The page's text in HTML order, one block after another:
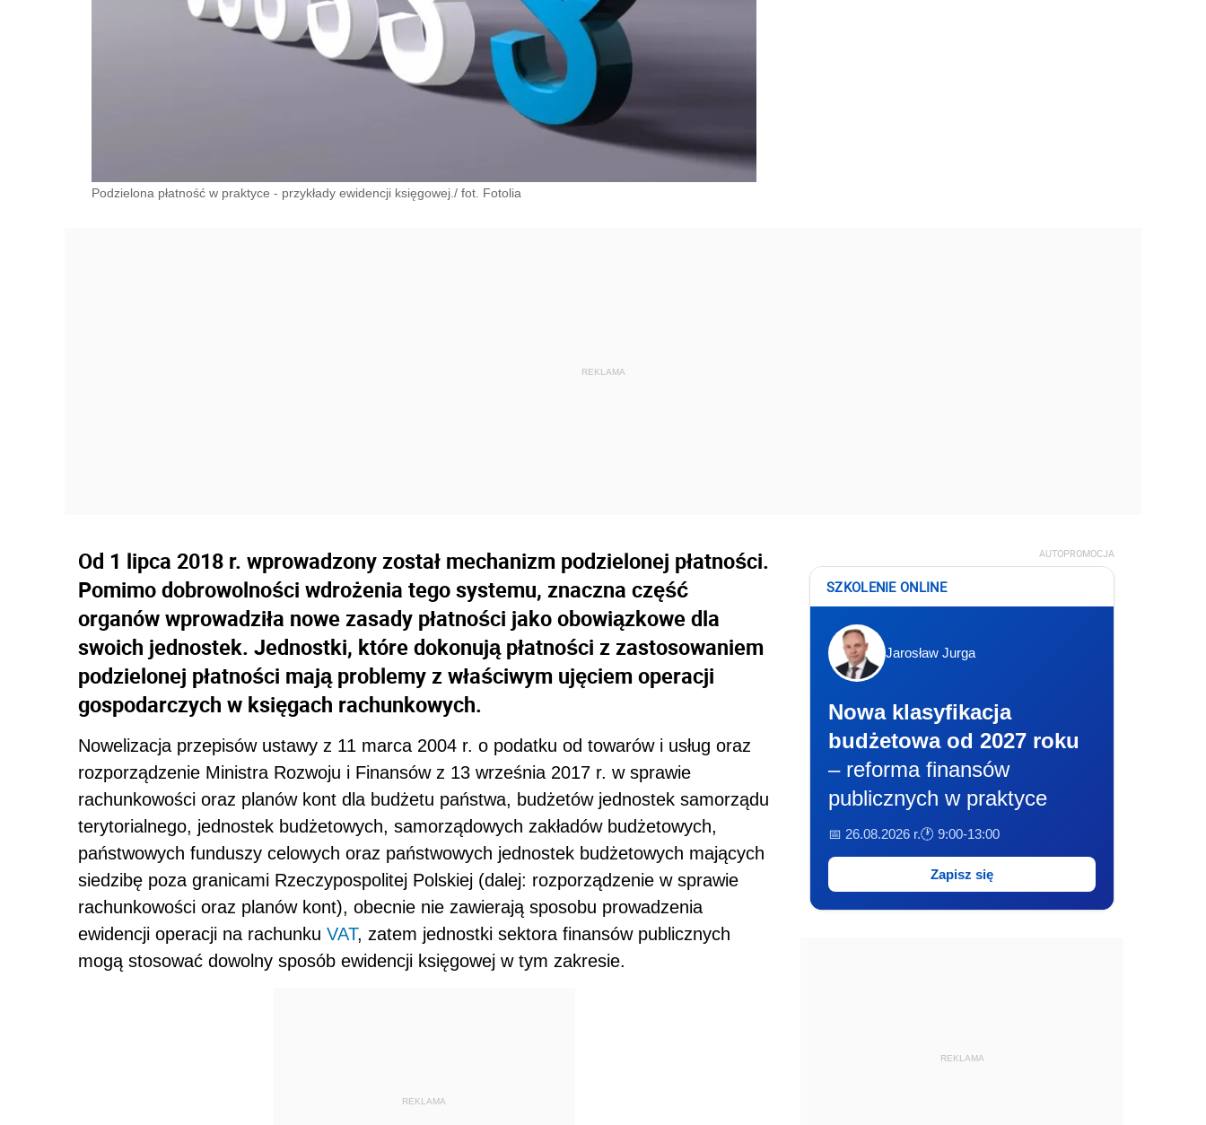
Podzielona płatność w praktyce - przykłady ewidencji księgowej./ fot. Fotolia
Od 1 lipca 2018 r. wprowadzony został mechanizm podzielonej płatności.
Pomimo dobrowolności wdrożenia tego systemu, znaczna część
organów wprowadziła nowe zasady płatności jako obowiązkowe dla
swoich jednostek. Jednostki, które dokonują płatności z zastosowaniem
podzielonej płatności mają problemy z właściwym ujęciem operacji
gospodarczych w księgach rachunkowych.
Nowelizacja przepisów ustawy z 11 marca 2004 r. o podatku od towarów i usług oraz
rozporządzenie Ministra Rozwoju i Finansów z 13 września 2017 r. w sprawie
rachunkowości oraz planów kont dla budżetu państwa, budżetów jednostek samorządu
terytorialnego, jednostek budżetowych, samorządowych zakładów budżetowych,
państwowych funduszy celowych oraz państwowych jednostek budżetowych mających
siedzibę poza granicami Rzeczypospolitej Polskiej (dalej: rozporządzenie w sprawie
rachunkowości oraz planów kont), obecnie nie zawierają sposobu prowadzenia
ewidencji operacji na rachunku VAT, zatem jednostki sektora finansów publicznych
mogą stosować dowolny sposób ewidencji księgowej w tym zakresie.
REKLAMA
AUTOPROMOCJA
SZKOLENIE ONLINE
Jarosław Jurga
Nowa klasyfikacja
budżetowa od 2027 roku
– reforma finansów
publicznych w praktyce
📅 26.08.2026 r.🕐 9:00-13:00
Zapisz się
REKLAMA